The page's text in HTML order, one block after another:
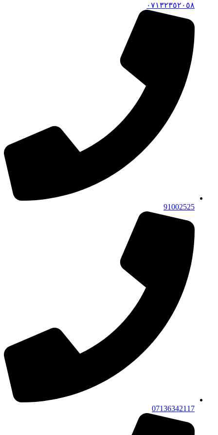
٠٧١٣٢٣٥٢٠٥٨
91002525
07136342117